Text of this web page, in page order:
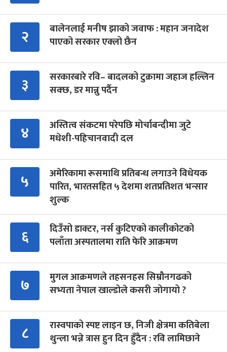
२
बालेनलाई मनीष झाको जवाफ : महान जनादेश
पाएको सरकार एक्लो छैन
३
सरकारबारे रवि– बादलको टुक्रामा जहाज हल्लिन
सक्छ, डर मान्नु पर्दैन
४
अस्तित्व संकटमा परेपछि मोर्चाबन्दीमा जुटे
मधेशी-पहिचानवादी दल
५
अमेरिकामा रूसमाथि प्रतिबन्ध लगाउने विधेयक
पारित, भारतसहित ५ देशमा शतप्रतिशत भन्सार
शुल्क
६
दिउँसो डाक्टर, नर्स कुटिएको कालीकोटको
पलाँता अस्पतालमा राति फेरि आक्रमण
७
मुगल आक्रमणले तहसनहस सिम्रौनगढको
सभ्यता नेपाल खाल्डोले कसरी जोगायो ?
८
रास्वपाको स्पष्ट लाइन छ, निजी क्षेत्रमा कतिबेला
थुन्ला भन्ने त्रास हुन दिन हुँदैन : रवि लामिछाने